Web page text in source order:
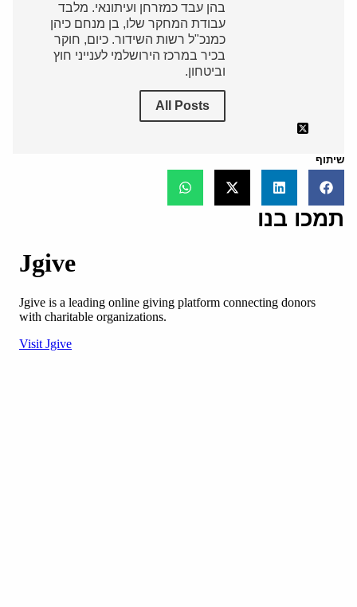
בהן עבד כמזרחן ועיתונאי. מלבד
עבודת המחקר שלו, בן מנחם כיהן
כמנכ"ל רשות השידור. כיום, חוקר
בכיר במרכז הירושלמי לענייני חוץ
וביטחון.
All Posts
שיתוף
תמכו בנו